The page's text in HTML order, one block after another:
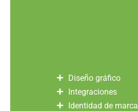
Diseño gráfico
Integraciones
Identidad de marca